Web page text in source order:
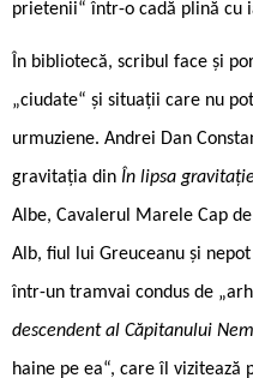
prietenii“ într-o cadă plină cu
În bibliotecă, scribul face și
„ciudate“ și situații care nu
urmuziene. Andrei Dan
gravitația din În lipsa
Albe, Cavalerul Marele Cap
Alb, fiul lui Greuceanu și
într-un tramvai condus de
descendent al Căpitanului
haine pe ea“, care îl